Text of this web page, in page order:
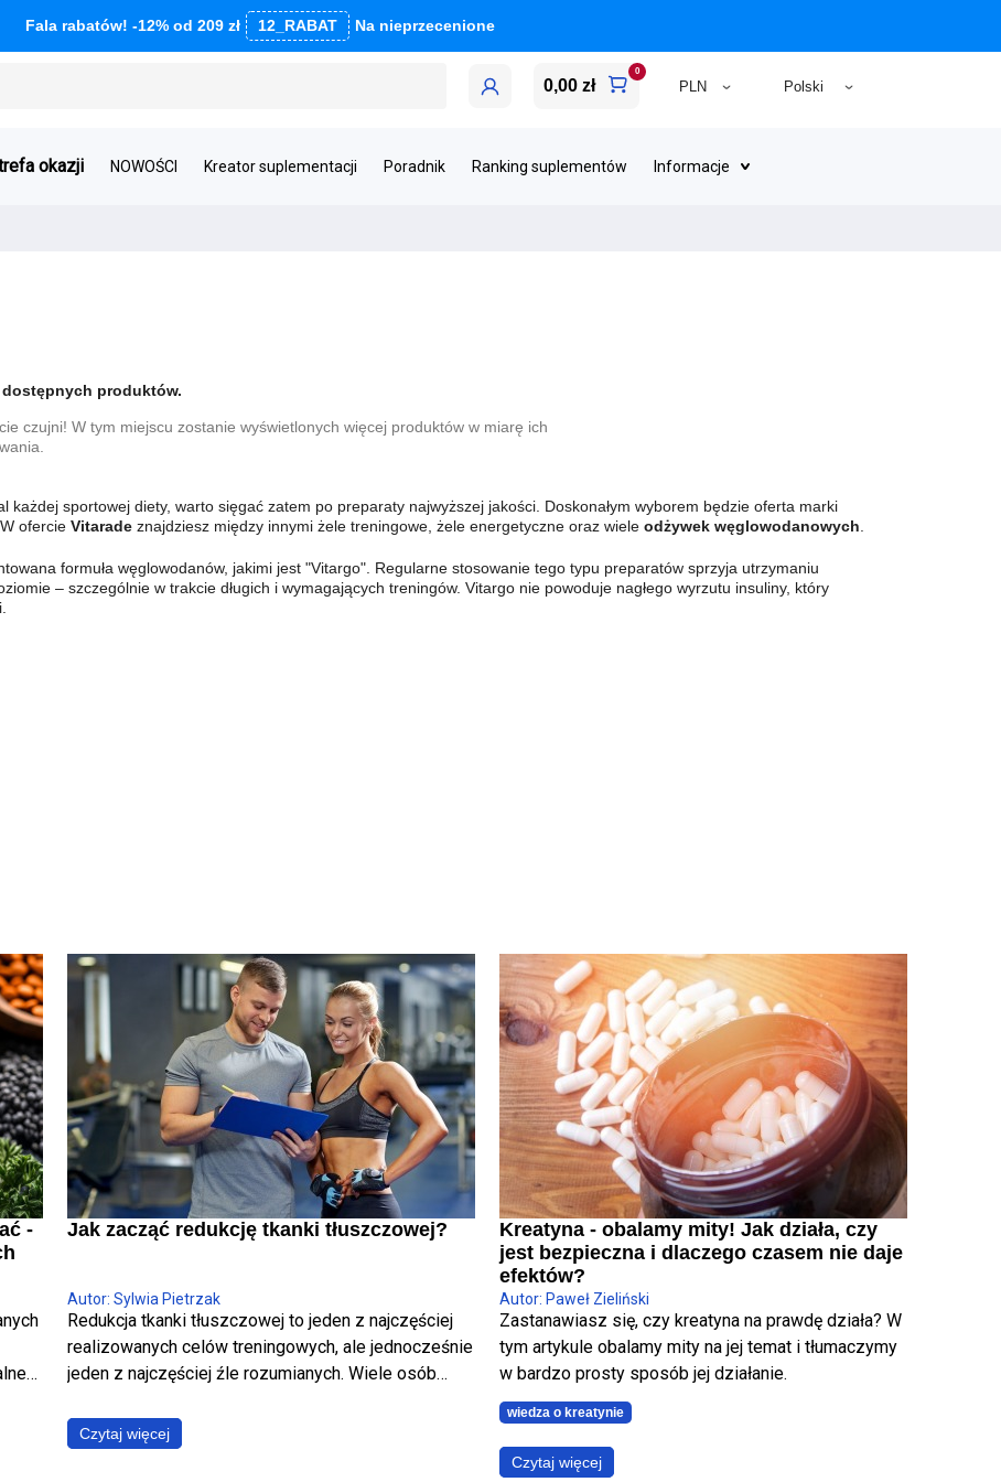
Fala rabatów! -12% od 209 zł 12_RABAT Na nieprzecenione
0,00 zł
0
okazji NOWOŚCI Kreator suplementacji Poradnik Ranking suplementów Informacje
dostępnych produktów.
czujni! W tym miejscu zostanie wyświetlonych więcej produktów w miarę ich
każdej sportowej diety, warto sięgać zatem po preparaty najwyższej jakości. Doskonałym wyborem będzie oferta marki
ofercie Vitarade znajdziesz między innymi żele treningowe, żele energetyczne oraz wiele odżywek węglowodanowych
formuła węglowodanów, jakimi jest "Vitargo". Regularne stosowanie tego typu preparatów sprzyja utrzymaniu
– szczególnie w trakcie długich i wymagających treningów. Vitargo nie powoduje nagłego wyrzutu insuliny, który
-
Jak zacząć redukcję tkanki tłuszczowej?
Autor: Sylwia Pietrzak
Redukcja tkanki tłuszczowej to jeden z najczęściej
realizowanych celów treningowych, ale jednocześnie
jeden z najczęściej źle rozumianych. Wiele osób
podczas gdy w rzeczywistości chodzi o coś
znacznie bardziej precyzyjnego – zmniejszenie
Czytaj więcej
Kreatyna - obalamy mity! Jak działa, czy
jest bezpieczna i dlaczego czasem nie daje
efektów?
Autor: Paweł Zieliński
Zastanawiasz się, czy kreatyna na prawdę działa? W
tym artykule obalamy mity na jej temat i tłumaczymy
w bardzo prosty sposób jej działanie.
wiedza o kreatynie
Czytaj więcej